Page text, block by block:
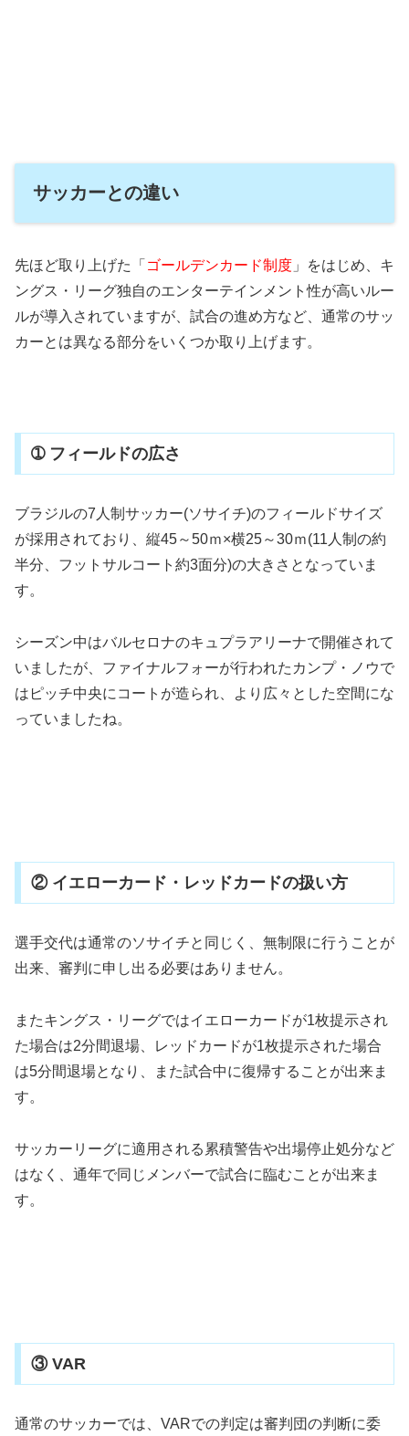
サッカーとの違い
先ほど取り上げた「 ゴールデンカード制度 」をはじめ、キ
ングス・リーグ独自のエンターテインメント性が高いルー
ルが導入されていますが、試合の進め方など、通常のサッ
カーとは異なる部分をいくつか取り上げます。
➀ フィールドの広さ
ブラジルの7人制サッカー(ソサイチ)のフィールドサイズ
が採用されており、縦45～50ｍ×横25～30ｍ(11人制の約
半分、フットサルコート約3面分)の大きさとなっていま
す。
シーズン中はバルセロナのキュプラアリーナで開催されて
いましたが、ファイナルフォーが行われたカンプ・ノウで
はピッチ中央にコートが造られ、より広々とした空間にな
っていましたね。
② イエローカード・レッドカードの扱い方
選手交代は通常のソサイチと同じく、無制限に行うことが
出来、審判に申し出る必要はありません。
またキングス・リーグではイエローカードが1枚提示され
た場合は2分間退場、レッドカードが1枚提示された場合
は5分間退場となり、また試合中に復帰することが出来ま
す。
サッカーリーグに適用される累積警告や出場停止処分など
はなく、通年で同じメンバーで試合に臨むことが出来ま
す。
③ VAR
通常のサッカーでは、VARでの判定は審判団の判断に委